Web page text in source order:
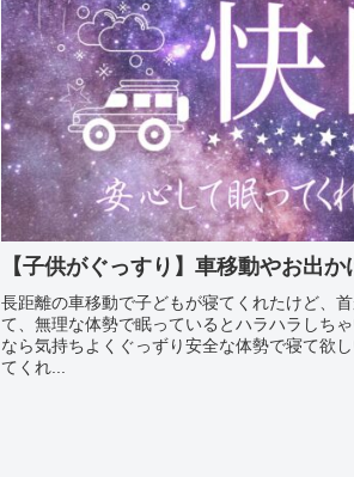
【子供がぐっすり】車移動やお出
長距離の車移動で子どもが寝てくれたけど、
て、無理な体勢で眠っているとハラハラしち
なら気持ちよくぐっずり安全な体勢で寝て欲
てくれ...